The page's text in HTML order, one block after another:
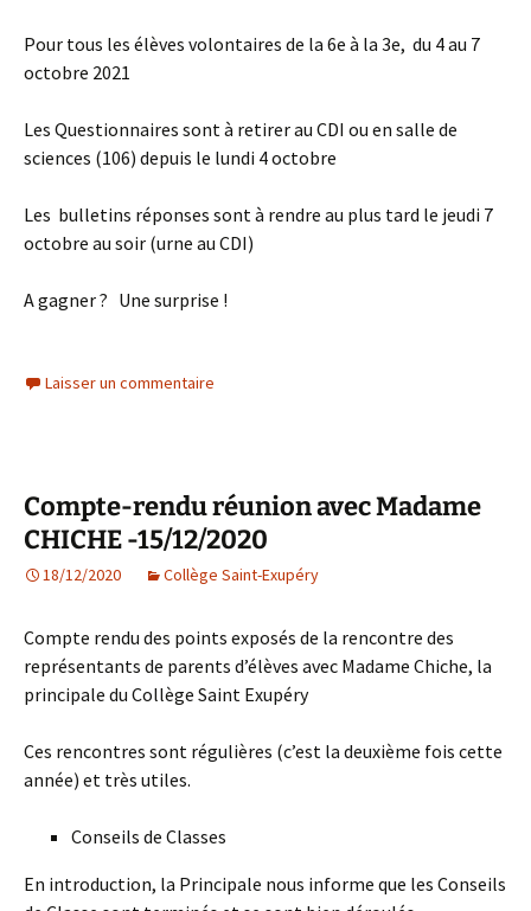
Pour tous les élèves volontaires de la 6e à la 3e, du 4 au 7
octobre 2021
Les Questionnaires sontà retirer au CDI ou en salle de
sciences (106) depuis le lundi 4octobre
Les bulletins réponses sontà rendre au plus tard le jeudi 7
octobre au soir (urne au CDI)
A gagner ? Une surprise !
Laisser un commentaire
Compte-rendu réunion avec Madame
CHICHE -15/12/2020
18/12/2020 Collège Saint-Exupéry
Compte rendu des points exposés de la rencontre des
représentants de parents d’élèves avec Madame Chiche, la
principale du Collège Saint Exupéry
Ces rencontres sont régulières (c’est la deuxième fois cette
année) et très utiles.
Conseils de Classes
En introduction, la Principale nous informe que les Conseils